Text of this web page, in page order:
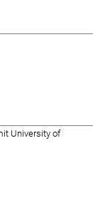
University of